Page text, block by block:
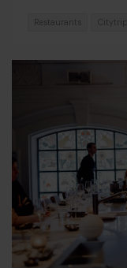
Restaurants Citytrip